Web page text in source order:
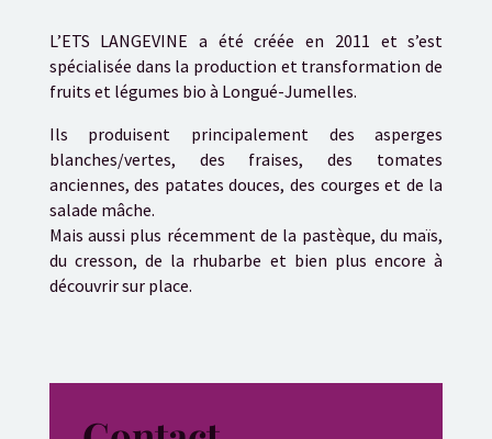
L’ETS LANGEVINE a été créée en 2011 et s’est
spécialisée dans la production et transformation de
fruits et légumes bio à Longué-Jumelles.
Ils produisent principalement des asperges
blanches/vertes, des fraises, des tomates
anciennes, des patates douces, des courges et de la
salade mâche.
Mais aussi plus récemment de la pastèque, du maïs,
du cresson, de la rhubarbe et bien plus encore à
découvrir sur place.